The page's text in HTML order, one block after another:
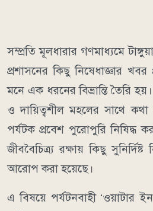
​সম্প্রতি মূলধারার গণমাধ্যমে
প্রশাসনের কিছু নিষেধাজ্ঞার
মনে এক ধরনের বিভ্রান্তি তৈরি
ও দায়িত্বশীল মহলের সাথে
পর্যটক প্রবেশ পুরোপুরি নিষিদ্ধ
জীববৈচিত্র্য রক্ষায় কিছু
আরোপ করা হয়েছে।
​এ বিষয়ে পর্যটনবাহী ‘ওয়াটার